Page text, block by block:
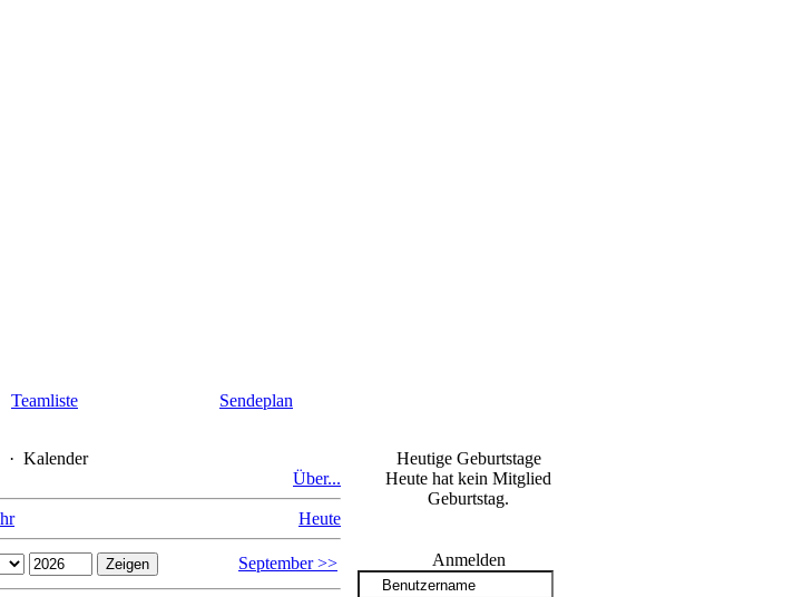
Teamliste Sendeplan
· Kalender
Über...
Heute
September >>
Heutige Geburtstage
Heute hat kein Mitglied
Geburtstag.
Anmelden